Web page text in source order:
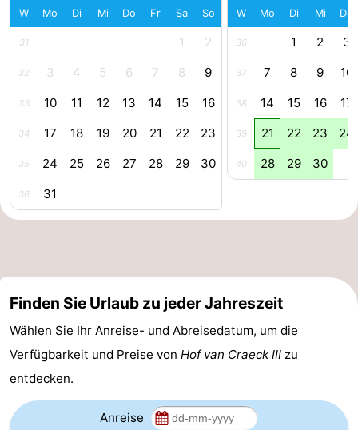
Medizin
Nordholland
Natur
Schoorlse
Bergen
-
Egmond
aan
Zee
-
Noordhollands
duinreservaat
-
Wijk
aan
Zee
-
Natur
Zuid-
-
Amsterdam
-
W Mo Di Mi Do Fr Sa So
31 1 2
32 3 4 5 6 7 8 9
33 10 11 12 13 14 15 16
34 17 18 19 20 21 22 23
35 24 25 26 27 28 29 30
36 31
W Mo Di Mi Do
36 1 2 3
37 7 8 9 10
38 14 15 16 17
39 21 22 23 24
40 28 29 30
Finden Sie Urlaub zu jeder Jahreszeit
Wählen Sie Ihr Anreise- und Abreisedatum, um die
Verfügbarkeit und Preise von Hof van Craeck III zu
entdecken.
Anreise